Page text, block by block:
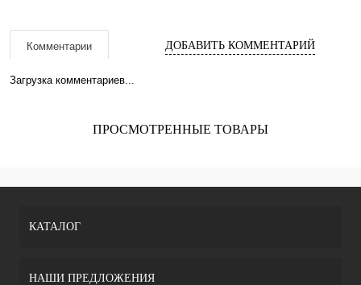
Комментарии ДОБАВИТЬ КОММЕНТАРИЙ
Загрузка комментариев...
ПРОСМОТРЕННЫЕ ТОВАРЫ
КАТАЛОГ
НАШИ ПРЕДЛОЖЕНИЯ